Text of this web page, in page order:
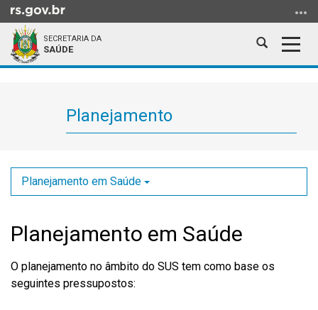
para
conteúdo
busca
SECRETARIA DA
SAÚDE
Abrir
Planejamento
Planejamento em Saúde
Planejamento em Saúde
O planejamento no âmbito do SUS tem como base os
seguintes pressupostos: